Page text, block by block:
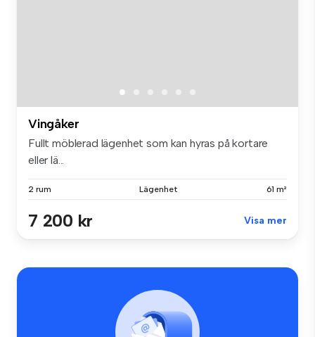
Vingåker
Fullt möblerad lägenhet som kan hyras på kortare
eller lä...
2 rum Lägenhet 61 m²
7 200 kr Visa mer